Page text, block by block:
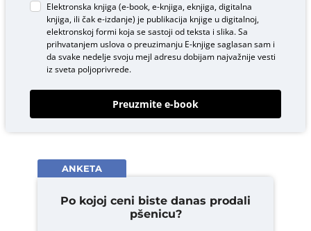
Elektronska knjiga (e-book, e-knjiga, eknjiga, digitalna
knjiga, ili čak e-izdanje) je publikacija knjige u digitalnoj,
elektronskoj formi koja se sastoji od teksta i slika. Sa
prihvatanjem uslova o preuzimanju E-knjigesaglasan sam i
da svake nedelje svoju mejl adresu dobijam najvažnije vesti
iz sveta poljoprivrede.
Preuzmite e-book
ANKETA
Po kojoj ceni biste danas prodali
pšenicu?